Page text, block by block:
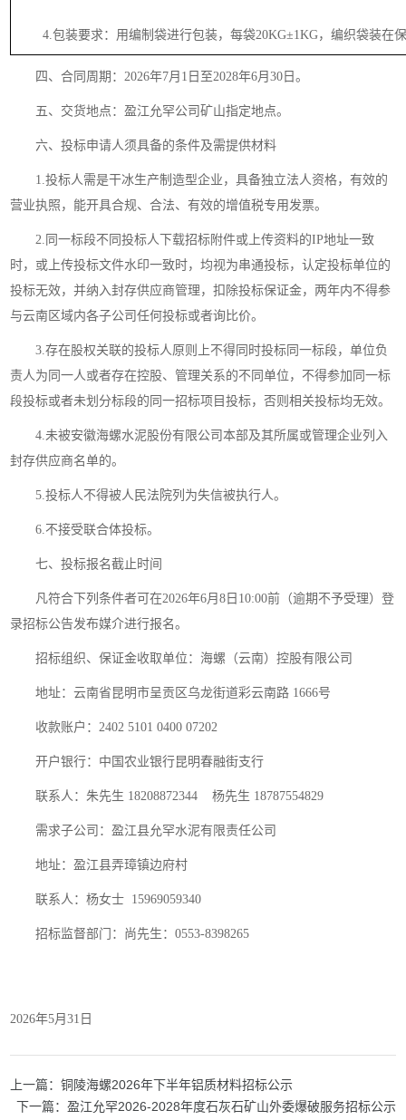
4.包装要求：用编制袋进行包装，每袋20KG±1KG，编织袋装在
四、合同周期：2026年7月1日至2028年6月30日。
五、交货地点：盈江允罕公司矿山指定地点。
六、投标申请人须具备的条件及需提供材料
1.投标人需是干冰生产制造型企业，具备独立法人资格，有效的
营业执照，能开具合规、合法、有效的增值税专用发票。
2.同一标段不同投标人下载招标附件或上传资料的IP地址一致
时，或上传投标文件水印一致时，均视为串通投标，认定投标单位的
投标无效，并纳入封存供应商管理，扣除投标保证金，两年内不得参
与云南区域内各子公司任何投标或者询比价。
3.存在股权关联的投标人原则上不得同时投标同一标段，单位负
责人为同一人或者存在控股、管理关系的不同单位，不得参加同一标
段投标或者未划分标段的同一招标项目投标，否则相关投标均无效。
4.未被安徽海螺水泥股份有限公司本部及其所属或管理企业列入
封存供应商名单的。
5.投标人不得被人民法院列为失信被执行人。
6.不接受联合体投标。
七、投标报名截止时间
凡符合下列条件者可在2026年6月8日10:00前（逾期不予受理）登
录招标公告发布媒介进行报名。
招标组织、保证金收取单位：海螺（云南）控股有限公司
地址：云南省昆明市呈贡区乌龙街道彩云南路 1666号
收款账户：2402 5101 0400 07202
开户银行：中国农业银行昆明春融街支行
联系人：朱先生 18208872344 杨先生 18787554829
需求子公司：盈江县允罕水泥有限责任公司
地址：盈江县弄璋镇边府村
联系人：杨女士 15969059340
招标监督部门：尚先生：0553-8398265
2026年5月31日
上一篇：铜陵海螺2026年下半年铝质材料招标公示
下一篇：盈江允罕2026-2028年度石灰石矿山外委爆破服务招标公示